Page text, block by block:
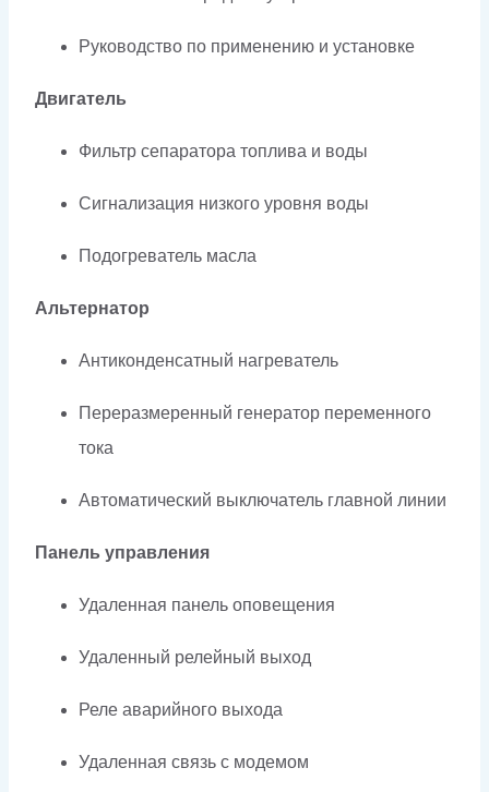
Руководство по применению и установке
Двигатель
Фильтр сепаратора топлива и воды
Сигнализация низкого уровня воды
Подогреватель масла
Альтернатор
Антиконденсатный нагреватель
Переразмеренный генератор переменного
тока
Автоматический выключатель главной линии
Панель управления
Удаленная панель оповещения
Удаленный релейный выход
Реле аварийного выхода
Удаленная связь с модемом